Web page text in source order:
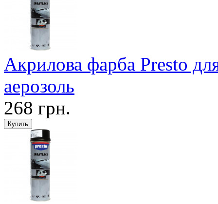
Акрилова фарба Presto
аерозоль
268 грн.